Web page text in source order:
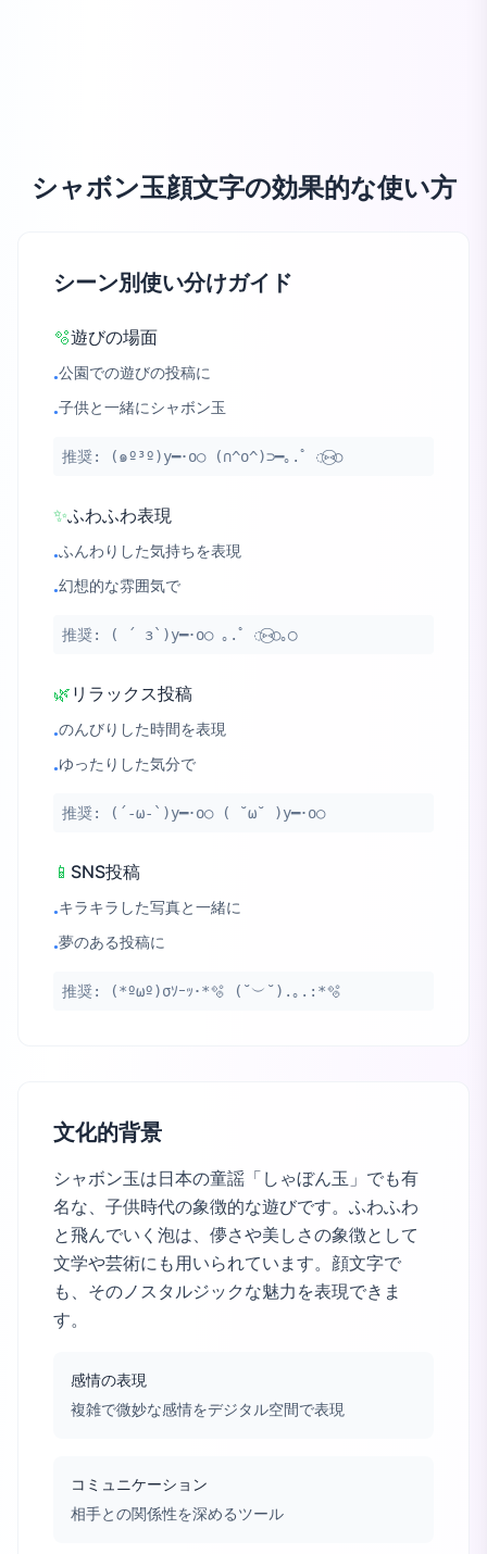
シャボン玉顔文字の効果的な使い方
シーン別使い分けガイド
🫧遊びの場面
•公園での遊びの投稿に
•子供と一緒にシャボン玉
推奨: (๑º³º)y━･o○ (∩^o^)⊃━｡.ﾟ ◌⑅⃝○
✨ふわふわ表現
•ふんわりした気持ちを表現
•幻想的な雰囲気で
推奨: ( ´ з`)y━･o○ ｡.ﾟ ◌⑅⃝○｡◯
🌿 リラックス投稿
•のんびりした時間を表現
•ゆったりした気分で
推奨: (´-ω-`)y━･o○ ( ˘ω˘ )y━･o○
📱 SNS投稿
•キラキラした写真と一緒に
•夢のある投稿に
推奨: (*ºωº)σｿｰｯ･*🫧 (˘︶˘).｡.:*🫧
文化的背景
シャボン玉は日本の童謡「しゃぼん玉」でも有
名な、子供時代の象徴的な遊びです。ふわふわ
と飛んでいく泡は、儚さや美しさの象徴として
文学や芸術にも用いられています。顔文字で
も、そのノスタルジックな魅力を表現できま
す。
感情の表現
複雑で微妙な感情をデジタル空間で表現
コミュニケーション
相手との関係性を深めるツール